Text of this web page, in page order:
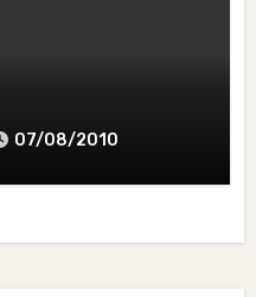
07/08/2010